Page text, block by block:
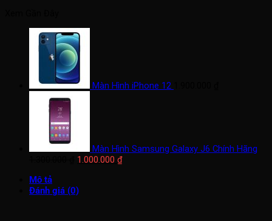
Màn Hình iPhone 12
Màn Hình Samsung Galaxy J6 Chính Hãng
Giá
1.300.000 ₫.
1.000.000 ₫Giá
Mô tả
Đánh giá (0)